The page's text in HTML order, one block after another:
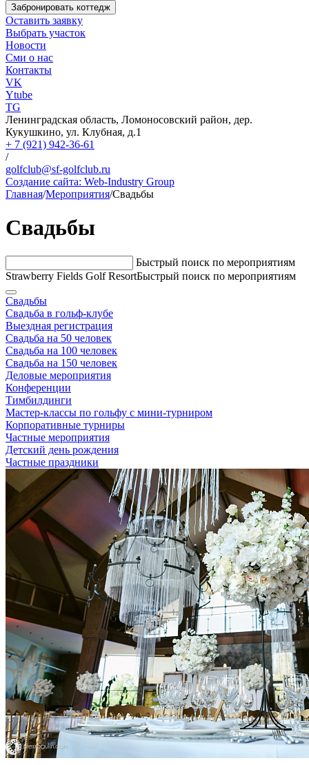
Забронировать коттедж
Оставить заявку
Выбрать участок
Новости
Сми о нас
Контакты
VK
Ytube
TG
Ленинградская область, Ломоносовский район, дер.
Кукушкино, ул. Клубная, д.1
+ 7 (921) 942-36-61
/
golfclub@sf-golfclub.ru
Создание сайта: Web-Industry Group
Главная/Мероприятия/Свадьбы
Свадьбы
Быстрый поиск по мероприятиям
Strawberry Fields Golf ResortБыстрый поиск по мероприятиям
Свадьбы
Свадьба в гольф-клубе
Выездная регистрация
Свадьба на 50 человек
Свадьба на 100 человек
Свадьба на 150 человек
Деловые мероприятия
Конференции
Тимбилдинги
Мастер-классы по гольфу с мини-турниром
Корпоративные турниры
Частные мероприятия
Детский день рождения
Частные праздники